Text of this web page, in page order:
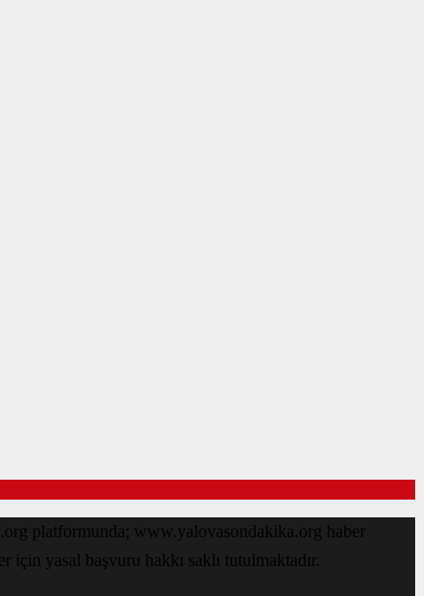
platformunda; www.yalovasondakika.org haber
yasal başvuru hakkı saklı tutulmaktadır.